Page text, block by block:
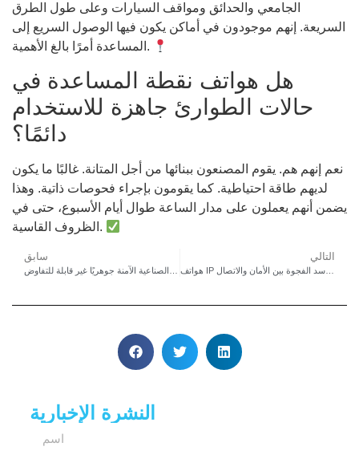
الجامعي والحدائق ومواقف السيارات وعلى طول الطرق
السريعة. إنهم موجودون في أماكن يكون فيها الوصول السريع إلى
المساعدة أمرًا بالغ الأهمية.
هل هواتف نقطة المساعدة في
حالات الطوارئ جاهزة للاستخدام
دائمًا؟
نعم إنهم هم. يقوم المصنعون ببنائها من أجل المتانة. غالبًا ما يكون
لديهم طاقة احتياطية. كما يقومون بإجراء فحوصات ذاتية. وهذا
يضمن أنهم يعملون على مدار الساعة طوال أيام الأسبوع، حتى في
الظروف القاسية.
سابق التالي
هواتف IP المقاومة للانفجار: سد الفجوة بين الأمان والاتصال
النشرة الإخبارية